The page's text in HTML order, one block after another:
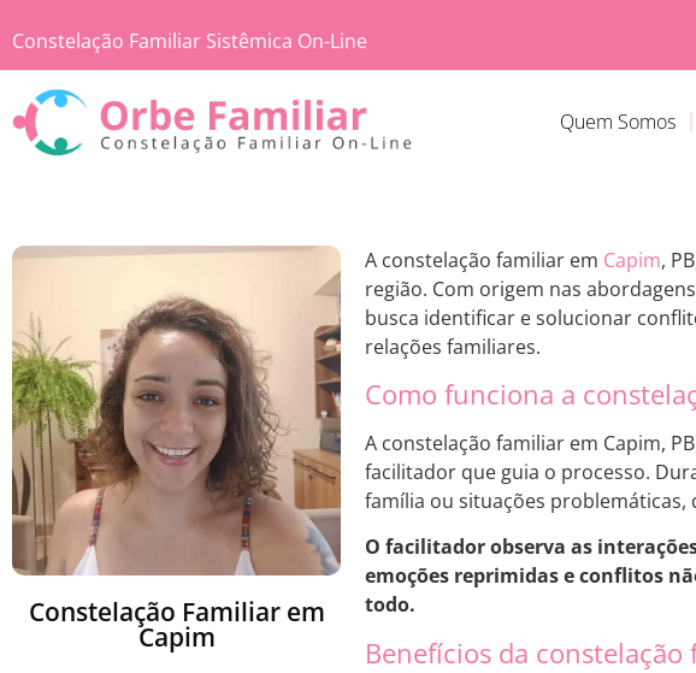
Constelação Familiar Sistêmica On-Line
Quem Somos
Constelação Familiar em
Capim
A constelação familiar em Capim,
região. Com origem nas
busca identificar e solucionar
relações familiares.
Como funciona a
A constelação familiar em Capim,
facilitador que guia o processo.
família ou situações problemáticas,
O facilitador observa as
emoções reprimidas e conflitos
todo.
Benefícios da constelação